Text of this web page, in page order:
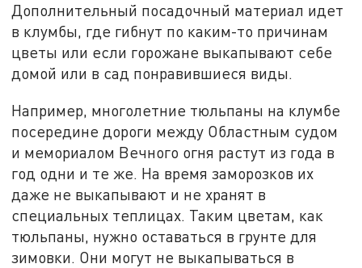
Дополнительный посадочный материал идет
в клумбы, где гибнут по каким-то причинам
цветы или если горожане выкапывают себе
домой или в сад понравившиеся виды.
Например, многолетние тюльпаны на клумбе
посередине дороги между Областным судом
и мемориалом Вечного огня растут из года в
год одни и те же. На время заморозков их
даже не выкапывают и не хранят в
специальных теплицах. Таким цветам, как
тюльпаны, нужно оставаться в грунте для
зимовки. Они могут не выкапываться в